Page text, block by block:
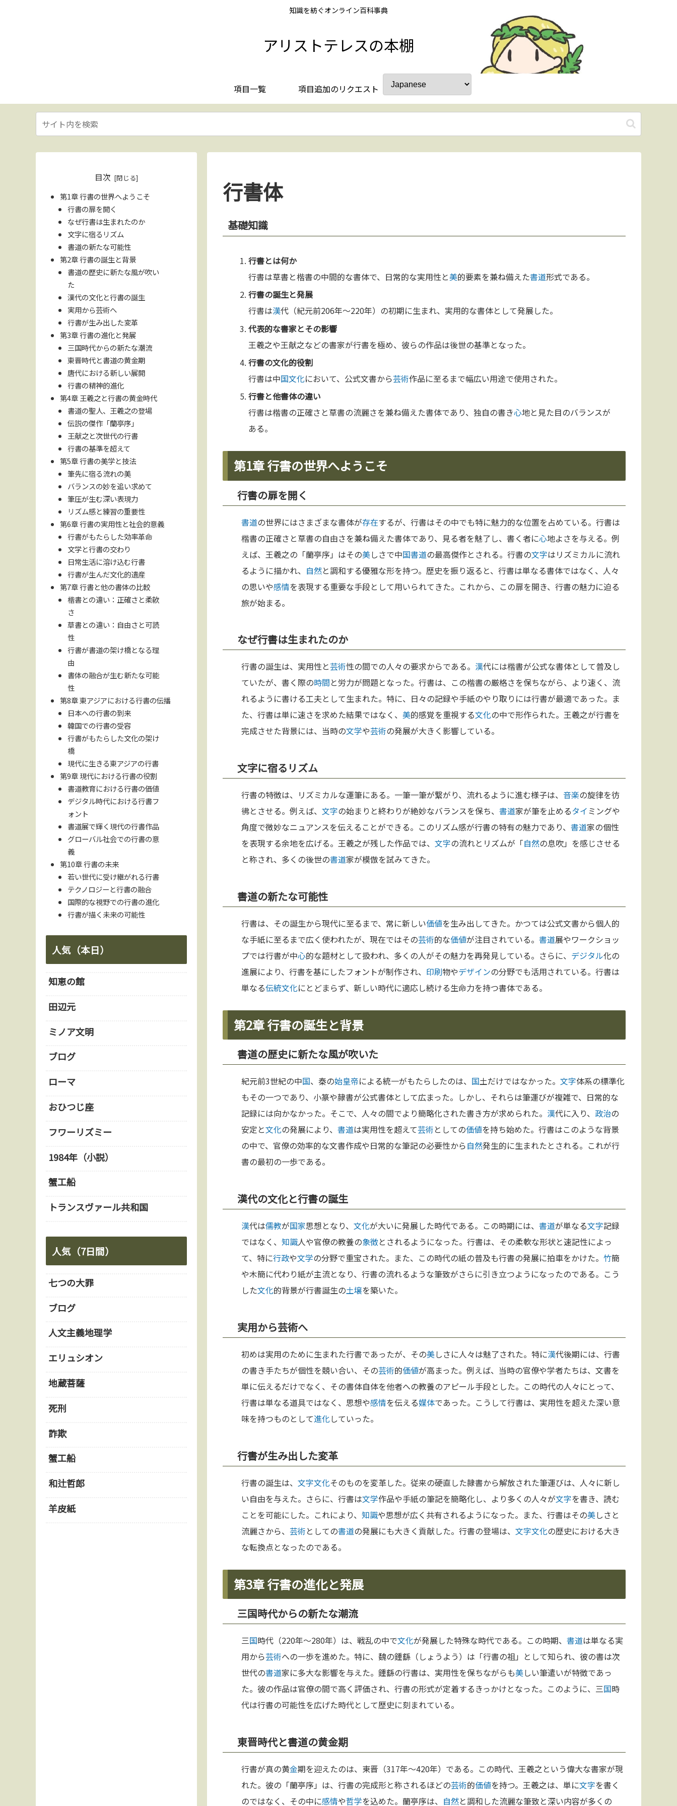
知識を紡ぐオンライン百科事典
アリストテレスの本棚
項目一覧 項目追加のリクエスト
行書体
基礎知識
行書とは何か
行書は草書と楷書の中間的な書体で、日常的な実用性と美的要素を兼ね備えた書道形式である。
行書の誕生と発展
行書は漢代（紀元前206年～220年）の初期に生まれ、実用的な書体として発展した。
代表的な書家とその影響
王羲之や王献之などの書家が行書を極め、彼らの作品は後世の基準となった。
行書の文化的役割
行書は中国文化において、公式文書から芸術作品に至るまで幅広い用途で使用された。
行書と他書体の違い
行書は楷書の正確さと草書の流麗さを兼ね備えた書体であり、独自の書き心地と見た目のバランスが
ある。
第1章 行書の世界へようこそ
行書の扉を開く
書道の世界にはさまざまな書体が存在するが、行書はその中でも特に魅力的な位置を占めている。行書は
楷書の正確さと草書の自由さを兼ね備えた書体であり、見る者を魅了し、書く者に心地よさを与える。例
えば、王羲之の「蘭亭序」はその美しさで中国書道の最高傑作とされる。行書の文字はリズミカルに流れ
るように描かれ、 自然と調和する優雅な形を持つ。歴史を振り返ると、行書は単なる書体ではなく、人々
の思いや感情を表現する重要な手段として用いられてきた。これから、この扉を開き、行書の魅力に迫る
旅が始まる。
なぜ行書は生まれたのか
行書の誕生は、実用性と芸術性の間での人々の要求からである。 漢代には楷書が公式な書体として普及し
ていたが、書く際の時間と労力が問題となった。行書は、この楷書の厳格さを保ちながら、より速く、流
れるように書ける工夫として生まれた。特に、日々の記録や手紙のやり取りには行書が最適であった。ま
た、行書は単に速さを求めた結果ではなく、 美的感覚を重視する文化の中で形作られた。王羲之が行書を
完成させた背景には、当時の文学や芸術の発展が大きく影響している。
文字に宿るリズム
行書の特徴は、リズミカルな運筆にある。一筆一筆が繋がり、流れるように進む様子は、 音楽の旋律を彷
彿とさせる。例えば、 文字の始まりと終わりが絶妙なバランスを保ち、 書道家が筆を止めるタイミングや
角度で微妙なニュアンスを伝えることができる。このリズム感が行書の特有の魅力であり、 書道家の個性
を表現する余地を広げる。王羲之が残した作品では、 文字の流れとリズムが「自然の息吹」を感じさせる
と称され、多くの後世の書道家が模倣を試みてきた。
書道の新たな可能性
行書は、その誕生から現代に至るまで、常に新しい価値を生み出してきた。かつては公式文書から個人的
な手紙に至るまで広く使われたが、現在ではその芸術的な価値が注目されている。 書道展やワークショッ
プでは行書が中心的な題材として扱われ、多くの人がその魅力を再発見している。さらに、 デジタル化の
進展により、行書を基にしたフォントが制作され、 印刷物やデザインの分野でも活用されている。行書は
単なる伝統文化にとどまらず、新しい時代に適応し続ける生命力を持つ書体である。
第2章 行書の誕生と背景
書道の歴史に新たな風が吹いた
紀元前3世紀の中国、秦の始皇帝による統一がもたらしたのは、 国土だけではなかった。 文字体系の標準化
もその一つであり、小篆や隷書が公式書体として広まった。しかし、それらは筆運びが複雑で、日常的な
記録には向かなかった。そこで、人々の間でより簡略化された書き方が求められた。 漢代に入り、 政治の
安定と文化の発展により、 書道は実用性を超えて芸術としての価値を持ち始めた。行書はこのような背景
の中で、官僚の効率的な文書作成や日常的な筆記の必要性から自然発生的に生まれたとされる。これが行
書の最初の一歩である。
漢代の文化と行書の誕生
漢代は儒教が国家思想となり、 文化が大いに発展した時代である。この時期には、 書道が単なる文字記録
ではなく、 知識人や官僚の教養の象徴とされるようになった。行書は、その柔軟な形状と速記性によっ
て、特に行政や文学の分野で重宝された。また、この時代の紙の普及も行書の発展に拍車をかけた。 竹簡
や木簡に代わり紙が主流となり、行書の流れるような筆致がさらに引き立つようになったのである。こう
した文化的背景が行書誕生の土壌を築いた。
実用から芸術へ
初めは実用のために生まれた行書であったが、その美しさに人々は魅了された。特に漢代後期には、行書
の書き手たちが個性を競い合い、その芸術的価値が高まった。例えば、当時の官僚や学者たちは、文書を
単に伝えるだけでなく、その書体自体を他者への教養のアピール手段とした。この時代の人々にとって、
行書は単なる道具ではなく、思想や感情を伝える媒体であった。こうして行書は、実用性を超えた深い意
味を持つものとして進化していった。
行書が生み出した変革
行書の誕生は、 文字文化そのものを変革した。従来の硬直した隷書から解放された筆運びは、人々に新し
い自由を与えた。さらに、行書は文学作品や手紙の筆記を簡略化し、より多くの人々が文字を書き、読む
ことを可能にした。これにより、 知識や思想が広く共有されるようになった。また、行書はその美しさと
流麗さから、 芸術としての書道の発展にも大きく貢献した。行書の登場は、 文字文化の歴史における大き
な転換点となったのである。
第3章 行書の進化と発展
三国時代からの新たな潮流
三国時代（220年～280年）は、戦乱の中で文化が発展した特殊な時代である。この時期、 書道は単なる実
用から芸術への一歩を進めた。特に、魏の鍾繇（しょうよう）は「行書の祖」として知られ、彼の書は次
世代の書道家に多大な影響を与えた。鍾繇の行書は、実用性を保ちながらも美しい筆遣いが特徴であっ
た。彼の作品は官僚の間で高く評価され、行書の形式が定着するきっかけとなった。このように、三国時
代は行書の可能性を広げた時代として歴史に刻まれている。
東晋時代と書道の黄金期
行書が真の黄金期を迎えたのは、東晋（317年～420年）である。この時代、王羲之という偉大な書家が現
れた。彼の「蘭亭序」は、行書の完成形と称されるほどの芸術的価値を持つ。王羲之は、単に文字を書く
のではなく、その中に感情や哲学を込めた。蘭亭序は、 自然と調和した流麗な筆致と深い内容が多くの
目次
第1章 行書の世界へようこそ
行書の扉を開く
なぜ行書は生まれたのか
文字に宿るリズム
書道の新たな可能性
第2章 行書の誕生と背景
書道の歴史に新たな風が吹い
た
漢代の文化と行書の誕生
実用から芸術へ
行書が生み出した変革
第3章 行書の進化と発展
三国時代からの新たな潮流
東晋時代と書道の黄金期
唐代における新しい展開
行書の精神的進化
第4章 王羲之と行書の黄金時代
書道の聖人、王羲之の登場
伝説の傑作「蘭亭序」
王献之と次世代の行書
行書の基準を超えて
第5章 行書の美学と技法
筆先に宿る流れの美
バランスの妙を追い求めて
筆圧が生む深い表現力
リズム感と練習の重要性
第6章 行書の実用性と社会的意義
行書がもたらした効率革命
文学と行書の交わり
日常生活に溶け込む行書
行書が生んだ文化的遺産
第7章 行書と他の書体の比較
楷書との違い：正確さと柔軟
さ
草書との違い：自由さと可読
性
行書が書道の架け橋となる理
由
書体の融合が生む新たな可能
性
第8章 東アジアにおける行書の伝播
日本への行書の到来
韓国での行書の受容
行書がもたらした文化の架け
橋
現代に生きる東アジアの行書
第9章 現代における行書の役割
書道教育における行書の価値
デジタル時代における行書フ
ォント
書道展で輝く現代の行書作品
グローバル社会での行書の意
義
第10章 行書の未来
若い世代に受け継がれる行書
テクノロジーと行書の融合
国際的な視野での行書の進化
行書が描く未来の可能性
人気（本日）
知恵の館
田辺元
ミノア文明
ブログ
ローマ
おひつじ座
フワーリズミー
1984年（小説）
蟹工船
トランスヴァール共和国
人気（7日間）
七つの大罪
ブログ
人文主義地理学
エリュシオン
地蔵菩薩
死刑
詐欺
蟹工船
和辻哲郎
羊皮紙